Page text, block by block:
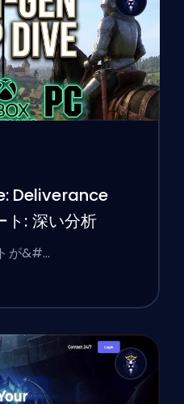
Deliverance
ト: 深い分析
が&#…